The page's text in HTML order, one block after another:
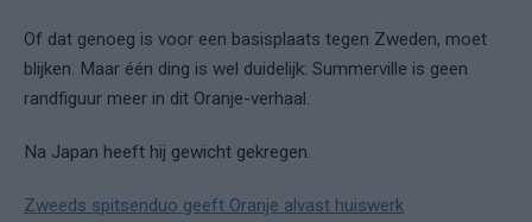
Of dat genoeg is voor een basisplaats tegen Zweden, moet
blijken. Maar één ding is wel duidelijk: Summerville is geen
randfiguur meer in dit Oranje-verhaal.
Na Japan heeft hij gewicht gekregen.
Zweeds spitsenduo geeft Oranje alvast huiswerk